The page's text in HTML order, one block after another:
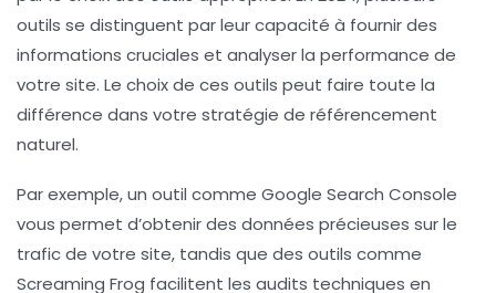
outils se distinguent par leur capacité à fournir des
informations cruciales et analyser la performance de
votre site. Le choix de ces outils peut faire toute la
différence dans votre stratégie de référencement
naturel.
Par exemple, un outil comme Google Search Console
vous permet d’obtenir des données précieuses sur le
trafic de votre site, tandis que des outils comme
Screaming Frog facilitent les audits techniques en